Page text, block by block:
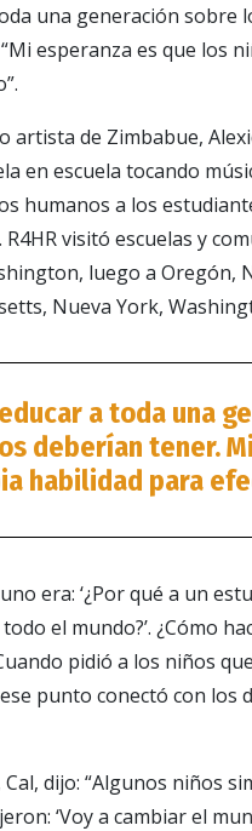
una generación
esperanza es que
artista de Zimbabue,
en escuela tocando
humanos a los
visitó escuelas y
luego a Oregón,
Nueva York,
a toda una
deberían tener.
habilidad para
era: ‘¿Por qué a un
el mundo?’. ¿Cómo
pidió a los niños
punto conectó con
Cal, dijo: “Algunos niños
‘Voy a cambiar el